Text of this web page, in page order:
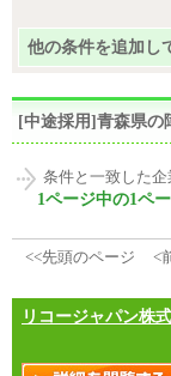
他の条件を追加し
[中途採用]青森県の
条件と一致した企
1ページ中の1ペ
<<先頭のページ
<
リコージャパン株